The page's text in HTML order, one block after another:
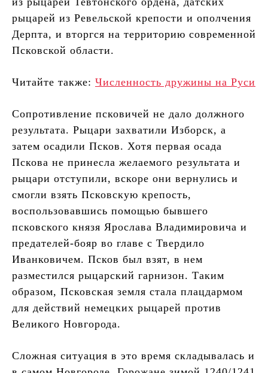
рыцарей из Ревельской крепости и ополчения
Дерпта, и вторгся на территорию современной
Псковской области.
Читайте также: Численность дружины на Руси
Сопротивление псковичей не дало должного
результата. Рыцари захватили Изборск, а
затем осадили Псков. Хотя первая осада
Пскова не принесла желаемого результата и
рыцари отступили, вскоре они вернулись и
смогли взять Псковскую крепость,
воспользовавшись помощью бывшего
псковского князя Ярослава Владимировича и
предателей-бояр во главе с Твердило
Иванковичем. Псков был взят, в нем
разместился рыцарский гарнизон. Таким
образом, Псковская земля стала плацдармом
для действий немецких рыцарей против
Великого Новгорода.
Сложная ситуация в это время складывалась и